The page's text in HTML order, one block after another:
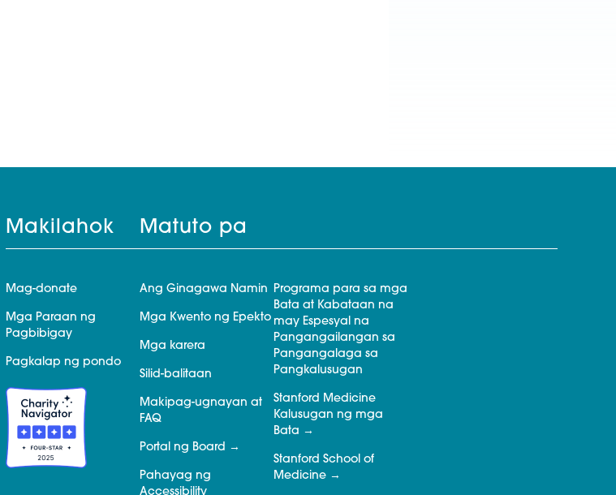
Makilahok
Mag-donate
Mga Paraan ng
Pagbibigay
Pagkalap ng pondo
Matuto pa
Ang Ginagawa Namin
Mga Kwento ng Epekto
Mga karera
Silid-balitaan
Makipag-ugnayan at
FAQ
Portal ng Board
Pahayag ng
Accessibility
Programa para sa mga
Bata at Kabataan na
may Espesyal na
Pangangailangan sa
Pangangalaga sa
Pangkalusugan
Stanford Medicine
Kalusugan ng mga
Bata
Stanford School of
Medicine